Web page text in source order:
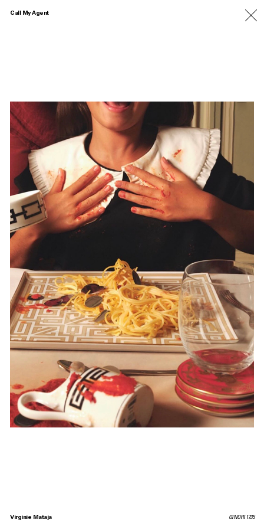
Call My Agent
Virginie Mataja GINORI 1735